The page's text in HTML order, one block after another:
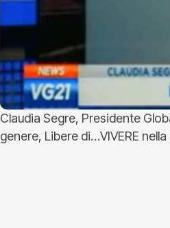
Claudia Segre, Presidente
genere, Libere di…VIVERE